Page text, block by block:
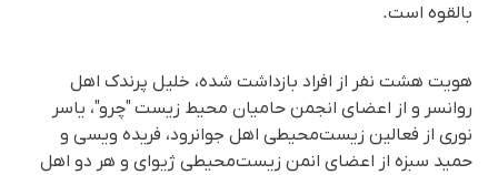
بالقوه است.
هویت هشت نفر از افراد بازداشت شده، خلیل پرندک اهل
روانسر و از اعضای انجمن حامیان محیط زیست "چرو"، یاسر
نوری از فعالین زیست‌محیطی اهل جوانرود، فریده ویسی و
حمید سبزه از اعضای انمن زیست‌محیطی ژیوای و هر دو اهل